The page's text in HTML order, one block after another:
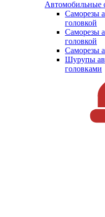
Автомобильные
Саморезы
головкой
Саморезы
головкой
Саморезы
Шурупы
головками